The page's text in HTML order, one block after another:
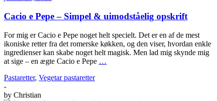
Cacio e Pepe – Simpel & uimodståelig opskrift
For mig er Cacio e Pepe noget helt specielt. Det er en af de mest
ikoniske retter fra det romerske køkken, og den viser, hvordan enkle
ingredienser kan skabe noget helt magisk. Men lad mig skynde mig
at sige – en ægte Cacio e Pepe …
Pastaretter, Vegetar pastaretter
-
by Christian